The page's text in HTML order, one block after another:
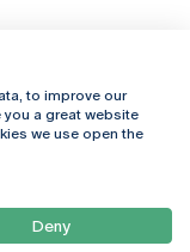
to improve our
a great website
we use open the
Deny